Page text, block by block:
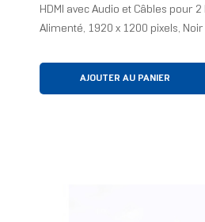
HDMI avec Audio et Câbles pour
Alimenté, 1920 x 1200 pixels, Noir
AJOUTER AU PANIER